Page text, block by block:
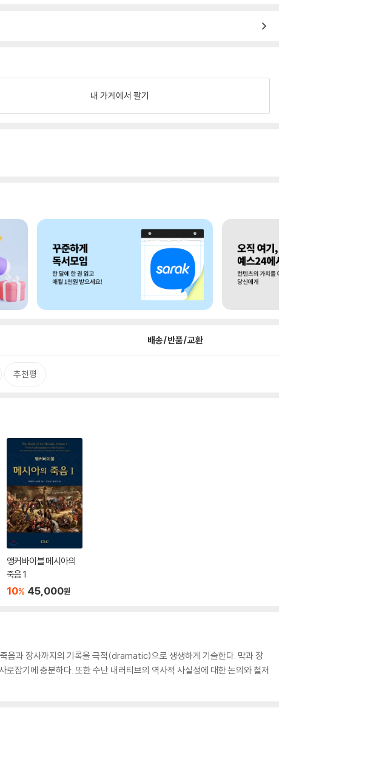
내 가게에서 팔기
배송/반품/교환
추천평
앵커바이블 메시아의
죽음 1
10% 45,000원
죽음과 장사까지의 기록을 극적(dramatic)으로 생생하게 기술한다. 막과 장
잡기에 충분하다. 또한 수난 내러티브의 역사적 사실성에 대한 논의와 철저